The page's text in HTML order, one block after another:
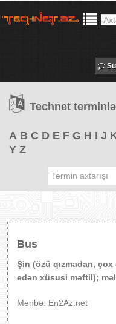
Technet
A B C D E F G H I J
Y Z
Bus
Şin (özü qızmadan,
edən xüsusi məftil);
Mənbə: En2Az.net